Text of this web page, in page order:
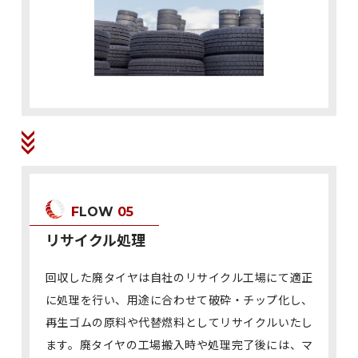
FLOW 05
リサイクル処理
回収した廃タイヤは自社のリサイクル工場にて適正
に処理を行い、用途に合わせて破砕・チップ化し、
再生ゴムの原料や代替燃料としてリサイクルいたし
ます。廃タイヤの工場搬入時や処理完了後には、マ